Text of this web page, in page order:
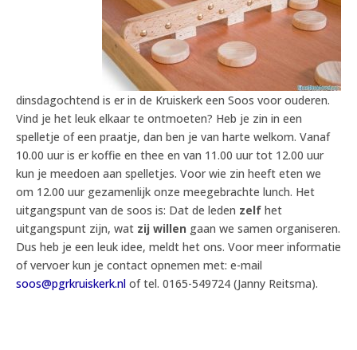
dinsdagochtend is er in de Kruiskerk een Soos voor ouderen.
Vind je het leuk elkaar te ontmoeten? Heb je zin in een
spelletje of een praatje, dan ben je van harte welkom. Vanaf
10.00 uur is er koffie en thee en van 11.00 uur tot 12.00 uur
kun je meedoen aan spelletjes. Voor wie zin heeft eten we
om 12.00 uur gezamenlijk onze meegebrachte lunch. Het
uitgangspunt van de soos is: Dat de leden zelf het
uitgangspunt zijn, wat zij willen gaan we samen organiseren.
Dus heb je een leuk idee, meldt het ons. Voor meer informatie
of vervoer kun je contact opnemen met: e-mail
soos@pgrkruiskerk.nl of tel. 0165-549724 (Janny Reitsma).